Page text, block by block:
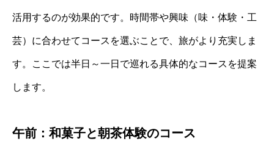
活用するのが効果的です。時間帯や興味（味・体験・工
芸）に合わせてコースを選ぶことで、旅がより充実しま
す。ここでは半日～一日で巡れる具体的なコースを提案
します。
午前：和菓子と朝茶体験のコース